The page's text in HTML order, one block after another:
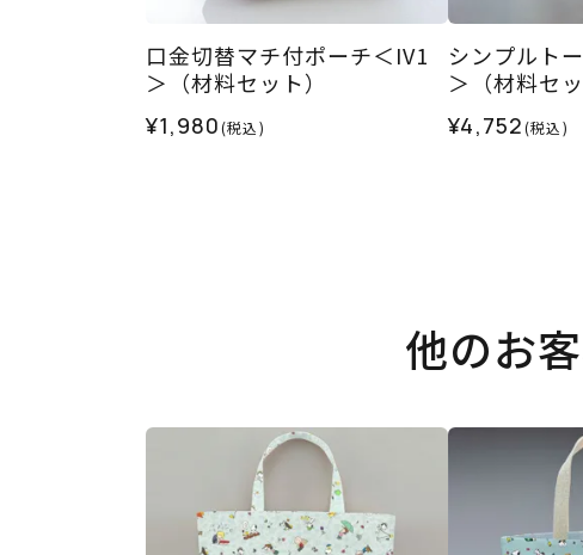
口金切替マチ付ポーチ＜IV1
＞（材料セット）
¥1,980(税込)
シンプルト
＞（材料セッ
¥4,752(税込)
他のお